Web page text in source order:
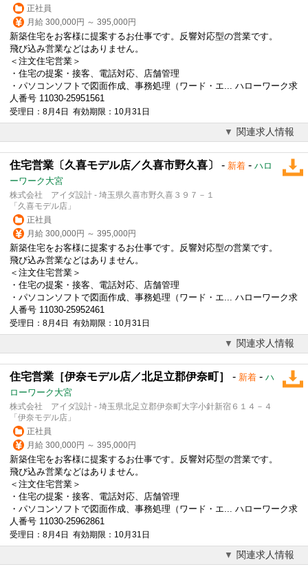
正社員
月給 300,000円 ～ 395,000円
新築住宅をお客様に提案するお仕事です。反響対応型の営業です。
飛び込み営業などはありません。
＜注文住宅営業＞
・住宅の提案・接客、電話対応、店舗管理
・パソコンソフトで図面作成、事務処理（ワード・エ... ハローワーク求
人番号 11030-25951561
受理日：8月4日 有効期限：10月31日
関連求人情報
住宅営業〔久喜モデル店／久喜市野久喜〕 - 新着 - ハロ
ーワーク大宮
株式会社 アイダ設計 - 埼玉県久喜市野久喜３９７－１
「久喜モデル店」
正社員
月給 300,000円 ～ 395,000円
新築住宅をお客様に提案するお仕事です。反響対応型の営業です。
飛び込み営業などはありません。
＜注文住宅営業＞
・住宅の提案・接客、電話対応、店舗管理
・パソコンソフトで図面作成、事務処理（ワード・エ... ハローワーク求
人番号 11030-25952461
受理日：8月4日 有効期限：10月31日
関連求人情報
住宅営業［伊奈モデル店／北足立郡伊奈町］ - 新着 - ハ
ローワーク大宮
株式会社 アイダ設計 - 埼玉県北足立郡伊奈町大字小針新宿６１４－４
「伊奈モデル店」
正社員
月給 300,000円 ～ 395,000円
新築住宅をお客様に提案するお仕事です。反響対応型の営業です。
飛び込み営業などはありません。
＜注文住宅営業＞
・住宅の提案・接客、電話対応、店舗管理
・パソコンソフトで図面作成、事務処理（ワード・エ... ハローワーク求
人番号 11030-25962861
受理日：8月4日 有効期限：10月31日
関連求人情報